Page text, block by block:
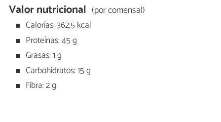
Valor nutricional (por comensal)
Calorías: 362,5 kcal
Proteínas: 45 g
Grasas: 1 g
Carbohidratos: 15 g
Fibra: 2 g